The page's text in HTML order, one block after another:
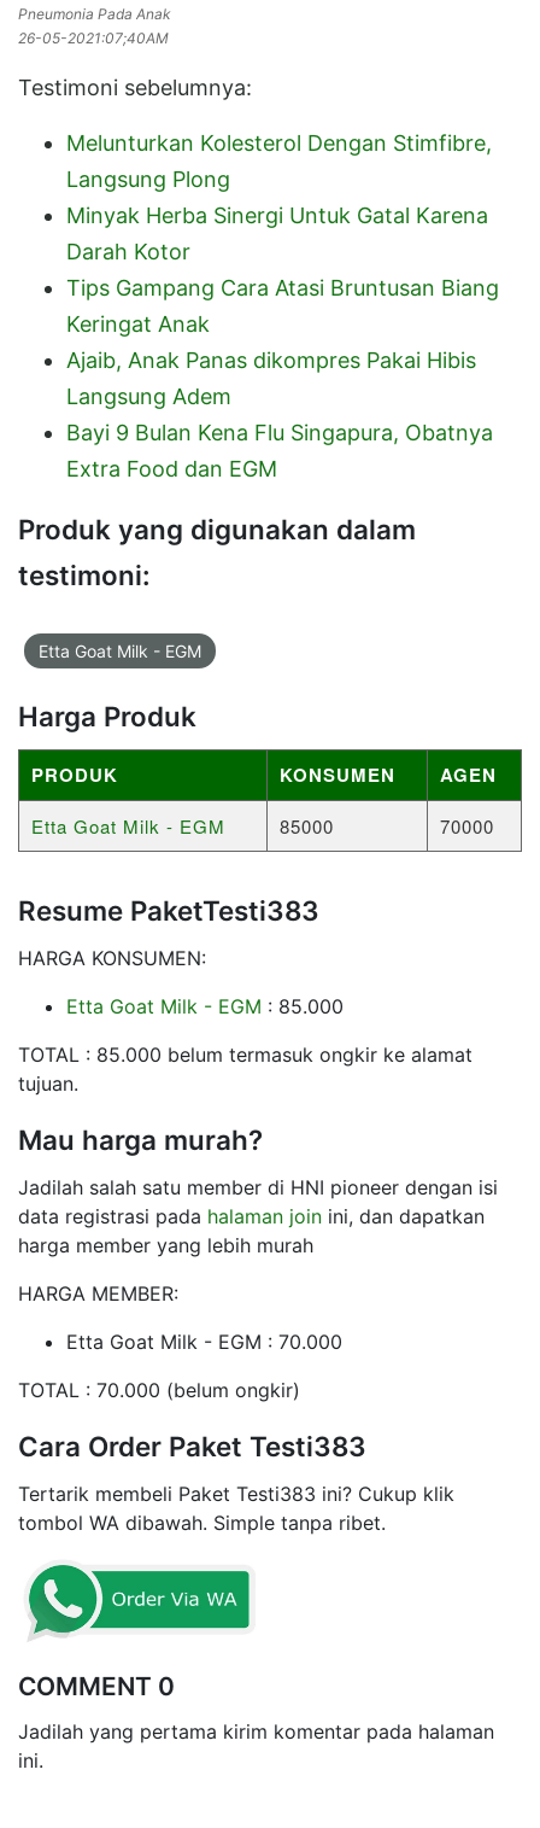
Pneumonia Pada Anak
26-05-2021:07;40AM
Testimoni sebelumnya:
Melunturkan Kolesterol Dengan Stimfibre,
Langsung Plong
Minyak Herba Sinergi Untuk Gatal Karena
Darah Kotor
Tips Gampang Cara Atasi Bruntusan Biang
Keringat Anak
Ajaib, Anak Panas dikompres Pakai Hibis
Langsung Adem
Bayi 9 Bulan Kena Flu Singapura, Obatnya
Extra Food dan EGM
Produk yang digunakan dalam
testimoni:
Etta Goat Milk - EGM
Harga Produk
PRODUK KONSUMEN AGEN
Etta Goat Milk - EGM 85000 70000
Resume PaketTesti383
HARGA KONSUMEN:
Etta Goat Milk - EGM : 85.000
TOTAL : 85.000 belum termasuk ongkir ke alamat
tujuan.
Mau harga murah?
Jadilah salah satu member di HNI pioneer dengan isi
data registrasi pada halaman join ini, dan dapatkan
harga member yang lebih murah
HARGA MEMBER:
Etta Goat Milk - EGM : 70.000
TOTAL : 70.000 (belum ongkir)
Cara Order Paket Testi383
Tertarik membeli Paket Testi383 ini? Cukup klik
tombol WA dibawah. Simple tanpa ribet.
COMMENT 0
Jadilah yang pertama kirim komentar pada halaman
ini.